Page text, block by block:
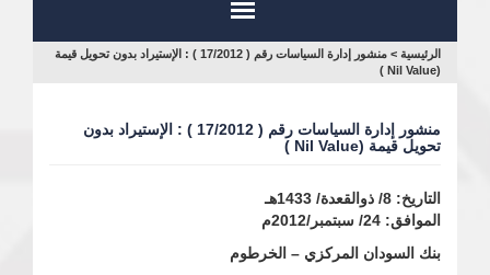
أنت
الرئيسية >
منشور إدارة السياسات رقم ( 17/2012 ) : الإستيراد بدون تحويل قيمة
(Nil Value )
منشور إدارة السياسات رقم ( 17/2012 ) : الإستيراد بدون
تحويل قيمة (Nil Value )
التاريخ: 8/ ذوالقعدة/ 1433هـ
الموافق: 24/ سبتمبر/2012م
بنك السودان المركزي – الخرطوم